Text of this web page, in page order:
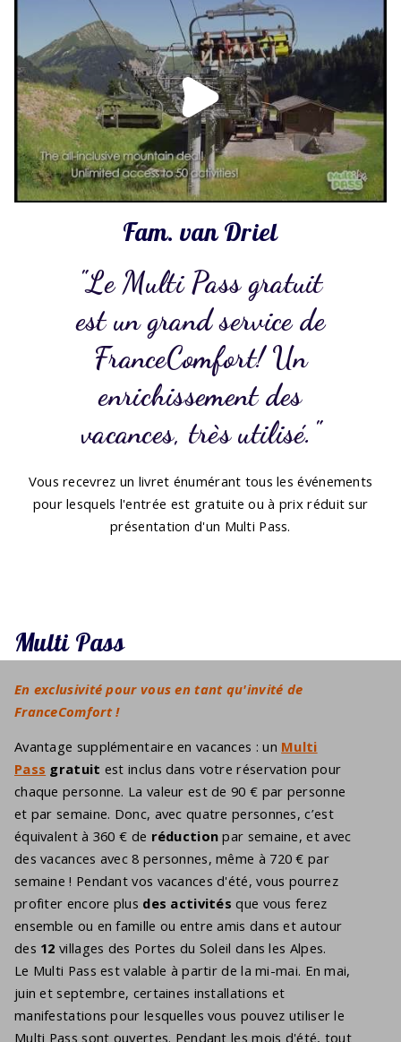
Fam. van Driel
Le Multi Pass gratuit
est un grand service de
FranceComfort! Un
enrichissement des
vacances, très utilisé.
Vous recevrez un livret énumérant tous les événements
pour lesquels l'entrée est gratuite ou à prix réduit sur
présentation d'un Multi Pass.
Multi Pass
En exclusivité pour vous en tant qu'invité de
FranceComfort !
Avantage supplémentaire en vacances : un Multi
Pass gratuit est inclus dans votre réservation pour
chaque personne. La valeur est de 90 € par personne
et par semaine. Donc, avec quatre personnes, c’est
équivalent à 360 € de réduction par semaine, et avec
des vacances avec 8 personnes, même à 720 € par
semaine ! Pendant vos vacances d'été, vous pourrez
profiter encore plus des activités que vous ferez
ensemble ou en famille ou entre amis dans et autour
des 12 villages des Portes du Soleil dans les Alpes.
Le Multi Pass est valable à partir de la mi-mai. En mai,
juin et septembre, certaines installations et
manifestations pour lesquelles vous pouvez utiliser le
Multi Pass sont ouvertes. Pendant les mois d'été, tout